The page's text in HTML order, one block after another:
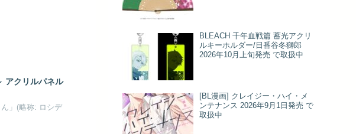
アクリルパネル
」(略称: ロシデ
BLEACH 千年血戦篇 蓄光アクリ
ルキーホルダー/日番谷冬獅郎
2026年10月上旬発売 で取扱中
[BL漫画] クレイジー・ハイ・メ
ンテナンス 2026年9月1日発売 で
取扱中